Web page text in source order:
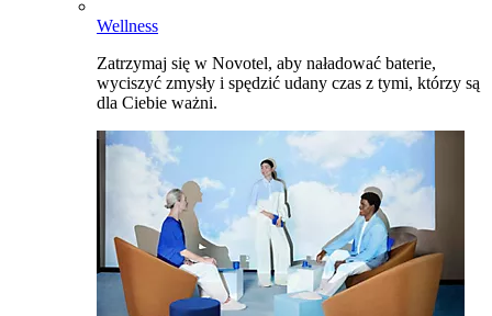
Wellness
Zatrzymaj się w Novotel, aby naładować baterie,
wyciszyć zmysły i spędzić udany czas z tymi, którzy są
dla Ciebie ważni.